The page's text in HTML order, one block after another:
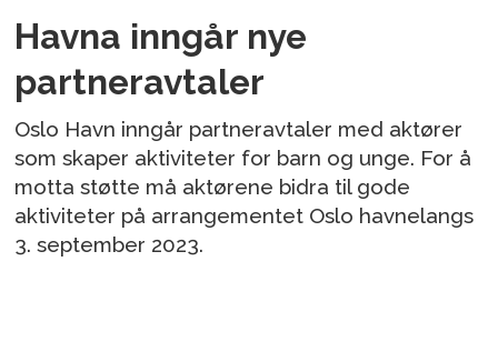
Havna inngår nye
partneravtaler
Oslo Havn inngår partneravtaler med aktører
som skaper aktiviteter for barn og unge. For å
motta støtte må aktørene bidra til gode
aktiviteter på arrangementet Oslo havnelangs
3. september 2023.